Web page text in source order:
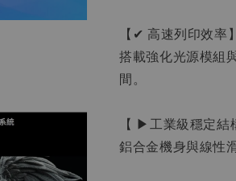
【✔ 高速列印效率】
搭載強化光源模組
間。
【 ▶工業級穩定結
鋁合金機身與線性